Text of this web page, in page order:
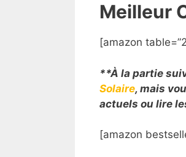
Meilleur
[amazon
**À la partie
Solaire, mais
actuels ou lire
[amazon